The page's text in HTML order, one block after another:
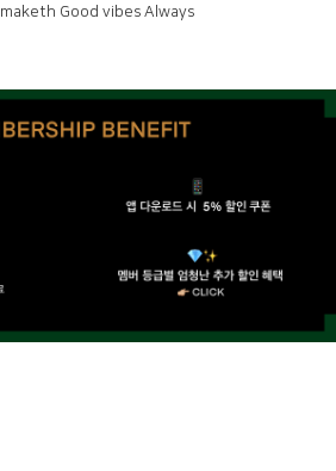
Good vibes Always